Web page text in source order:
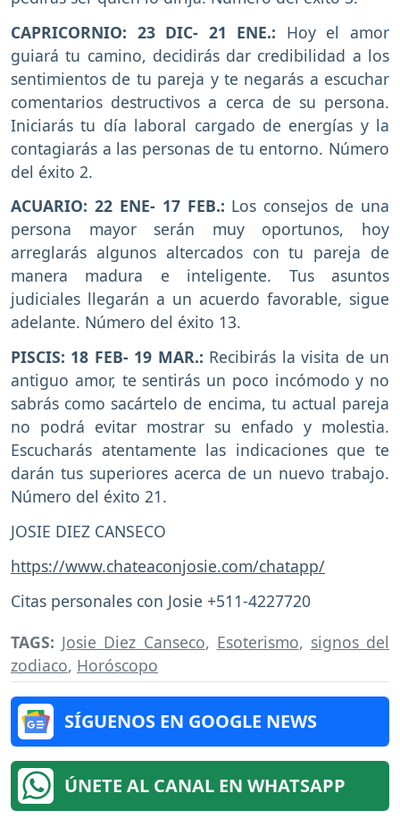
CAPRICORNIO: 23 DIC- 21 ENE.: Hoy el amor
guiará tu camino, decidirás dar credibilidad a los
sentimientos de tu pareja y te negarás a escuchar
comentarios destructivos a cerca de su persona.
Iniciarás tu día laboral cargado de energías y la
contagiarás a las personas de tu entorno. Número
del éxito 2.
ACUARIO: 22 ENE- 17 FEB.: Los consejos de una
persona mayor serán muy oportunos, hoy
arreglarás algunos altercados con tu pareja de
manera madura e inteligente. Tus asuntos
judiciales llegarán a un acuerdo favorable, sigue
adelante. Número del éxito 13.
PISCIS: 18 FEB- 19 MAR.: Recibirás la visita de un
antiguo amor, te sentirás un poco incómodo y no
sabrás como sacártelo de encima, tu actual pareja
no podrá evitar mostrar su enfado y molestia.
Escucharás atentamente las indicaciones que te
darán tus superiores acerca de un nuevo trabajo.
Número del éxito 21.
JOSIE DIEZ CANSECO
https://www.chateaconjosie.com/chatapp/
Citas personales con Josie +511-4227720
TAGS: Josie Diez Canseco, Esoterismo, signos del
zodiaco, Horóscopo
SÍGUENOS EN GOOGLE NEWS
ÚNETE AL CANAL EN WHATSAPP